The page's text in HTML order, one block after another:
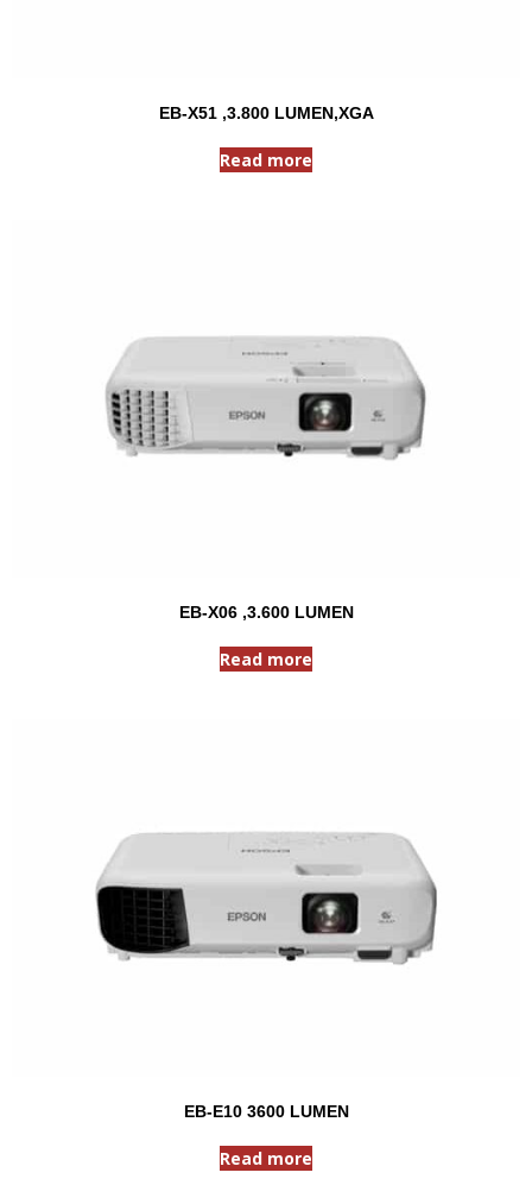
EB-X51 ,3.800 LUMEN,XGA
Read more
EB-X06 ,3.600 LUMEN
Read more
EB-E10 3600 LUMEN
Read more